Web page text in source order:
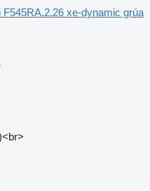
F545RA.2.26 xe-dynamic grúa